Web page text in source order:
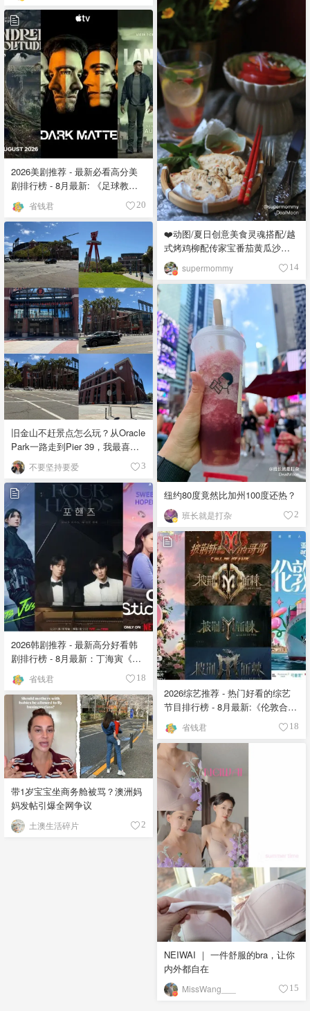
❤️动图/夏日创意美食灵魂搭配/越
式烤鸡柳配传家宝番茄黄瓜沙拉
😍
supermommy 14
2026美剧推荐 - 最新必看高分美
剧排行榜 - 8月最新: 《​​足球教练
》第四季回归！
省钱君 20
旧金山不赶景点怎么玩？从Oracle
Park一路走到Pier 39，我最喜欢
的一天不要坚持要爱 3
纽约80度竟然比加州100度还热？
班长就是打杂 2
2026韩剧推荐 - 最新高分好看韩
剧排行榜 - 8月最新：丁海寅《我
的荒糖恋爱 》上线❣️
省钱君 18
2026综艺推荐 - 热门好看的综艺
节目排行榜 - 8月最新:《​​伦敦合伙
人》回归啦
省钱君 18
带1岁宝宝坐商务舱被骂？澳洲妈
妈发帖引爆全网争议
土澳生活碎片 2
NEIWAI ｜ 一件舒服的bra，让你
内外都自在
MissWang___ 15